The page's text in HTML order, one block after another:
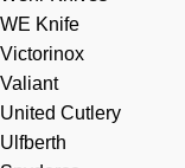
WE Knife
Victorinox
Valiant
United Cutlery
Ulfberth